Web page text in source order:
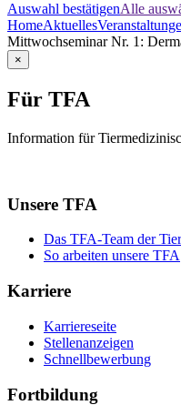
Auswahl bestätigenAlle
HomeAktuelles
Mittwochseminar Nr. 1:
×
Für TFA
Information für
Unsere TFA
Das TFA-Team der
So arbeiten unsere TFA
Karriere
Karriereseite
Stellenanzeigen
Schnellbewerbung
Fortbildung